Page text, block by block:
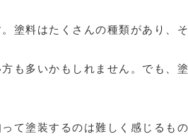
塗料はたくさんの種類があり、
も多いかもしれません。でも、
て塗装するのは難しく感じるもの